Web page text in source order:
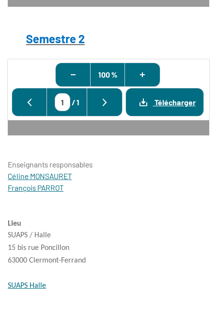
Semestre 2
100 %
/1 Télécharger
Enseignants responsables
Céline MONSAURET
François PARROT
Lieu
SUAPS / Halle
15 bis rue Poncillon
63000 Clermont-Ferrand
SUAPS Halle